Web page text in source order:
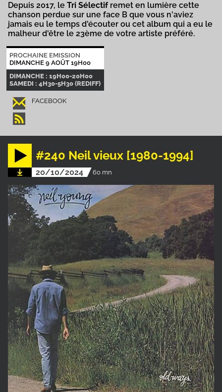
Depuis 2017, le Tri Sélectifremet en lumière cette
chanson perdue sur une face B que vous n'aviez
jamais eu le temps d'écouter ou cet album qui a eu le
malheur d'être le 23ème de votre artiste préféré.
PROCHAINE EMISSION
DIMANCHE 9 AOÛT 19H00
DIMANCHE : 19H00-20H00
SAMEDI : 4H30-5H30 (REDIFF)
FACEBOOK
#240 Neil vieux [1980-1994]
20/10/2024 60 mn